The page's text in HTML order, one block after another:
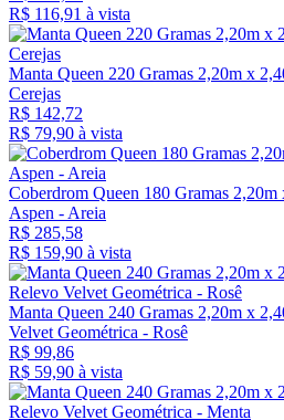
R$ 116,91 à vista
Manta Queen 220 Gramas 2,20m x
Cerejas
R$ 142,72
R$ 79,90 à vista
Coberdrom Queen 180 Gramas 2,20m
Aspen - Areia
R$ 285,58
R$ 159,90 à vista
Manta Queen 240 Gramas 2,20m x
Velvet Geométrica - Rosê
R$ 99,86
R$ 59,90 à vista